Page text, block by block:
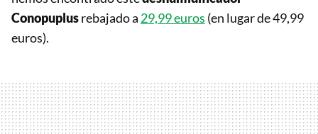
Conopuplusrebajado a 29,99 euros (en lugar de 49,99
euros).